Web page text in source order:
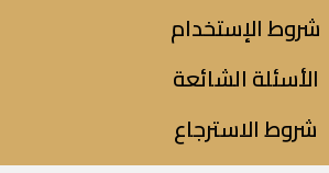
شروط الإستخدام
الأسئلة الشائعة
شروط الاسترجاع